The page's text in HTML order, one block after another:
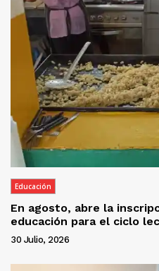
Educación
En agosto, abre la
educación para el ciclo
30 Julio, 2026